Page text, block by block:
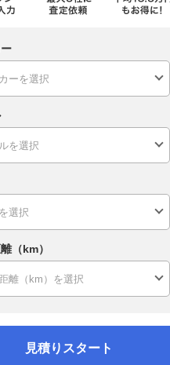
（km）
見積りスタート